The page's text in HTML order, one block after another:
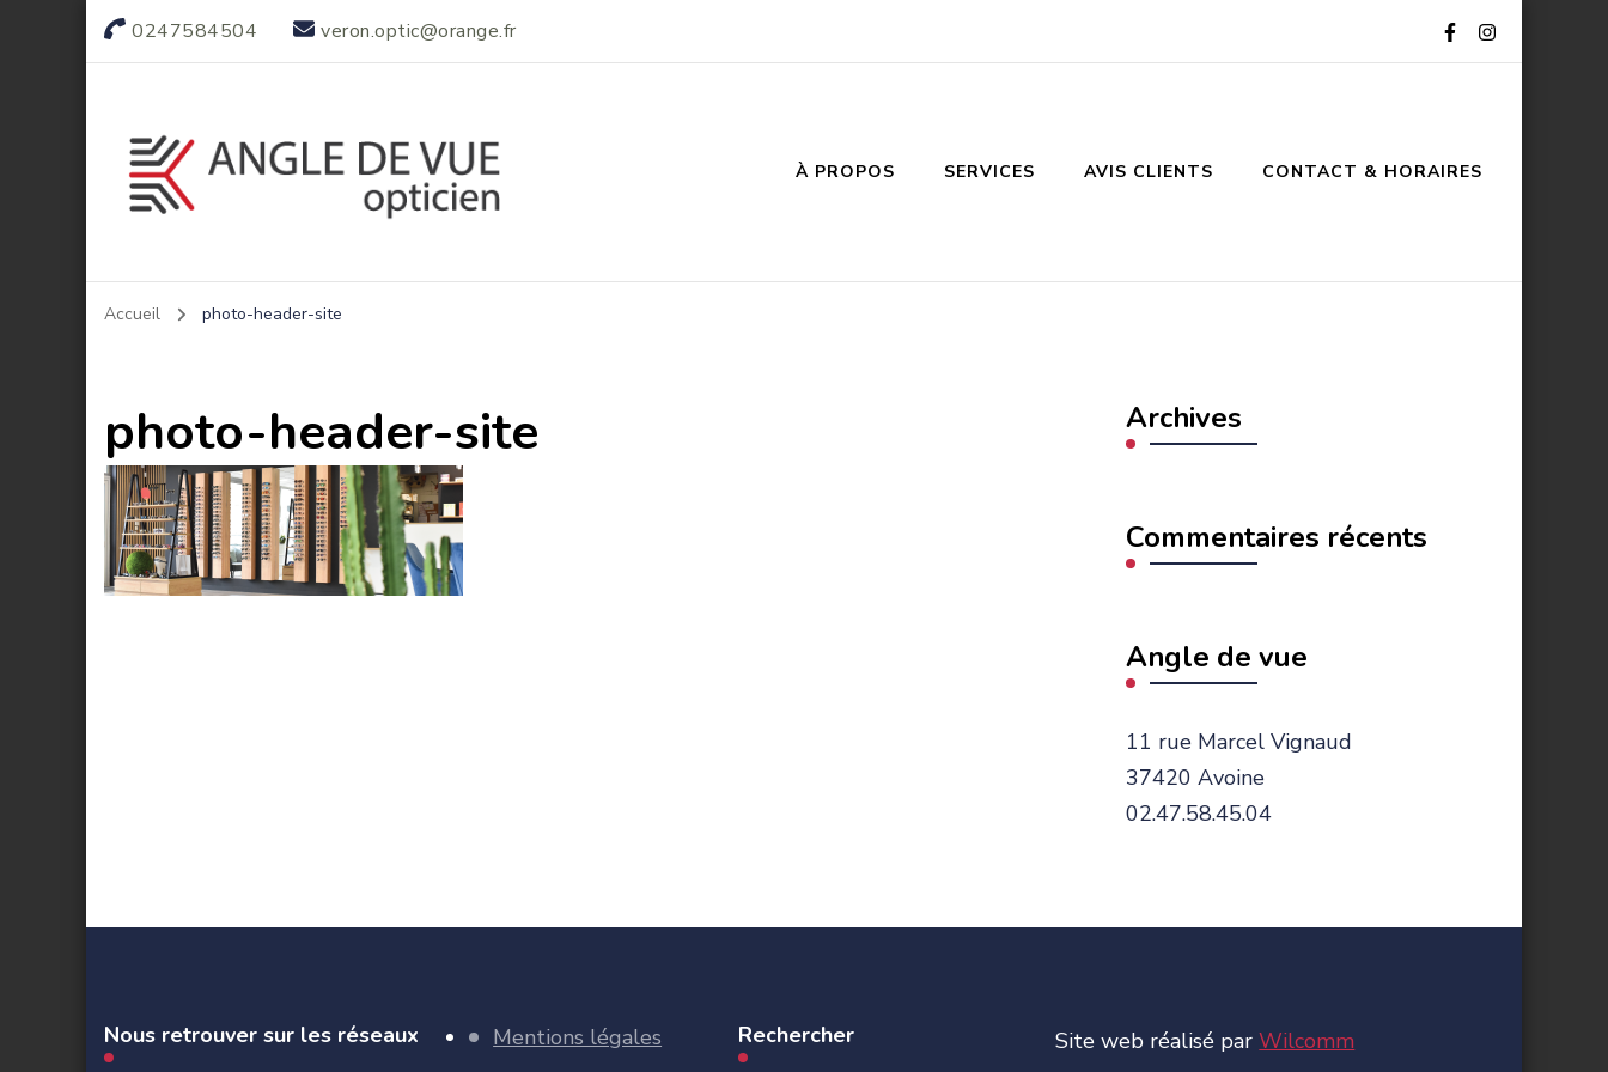
0247584504 veron.optic@orange.fr
À PROPOS SERVICES AVIS CLIENTS CONTACT & HORAIRES
Accueil photo-header-site
photo-header-site Archives
Commentaires récents
Angle de vue
11 rue Marcel Vignaud
37420 Avoine
02.47.58.45.04
Nous retrouver sur les réseaux Mentions légales Rechercher Site web réalisé parWilcomm